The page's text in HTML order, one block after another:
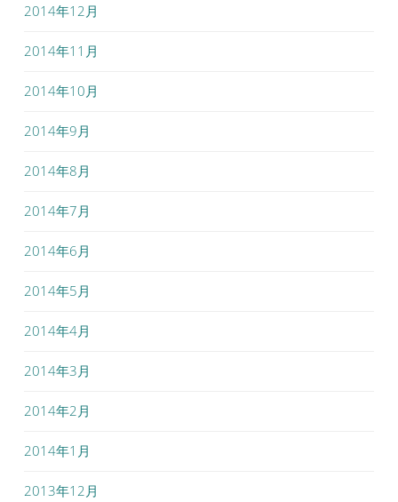
2014年12月
2014年11月
2014年10月
2014年9月
2014年8月
2014年7月
2014年6月
2014年5月
2014年4月
2014年3月
2014年2月
2014年1月
2013年12月